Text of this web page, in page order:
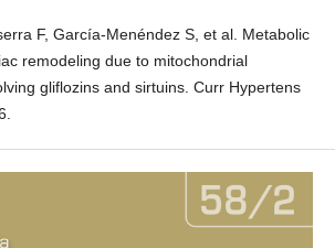
F, García-Menéndez S, et al. Metabolic
remodeling due to mitochondrial
gliflozins and sirtuins. Curr Hypertens